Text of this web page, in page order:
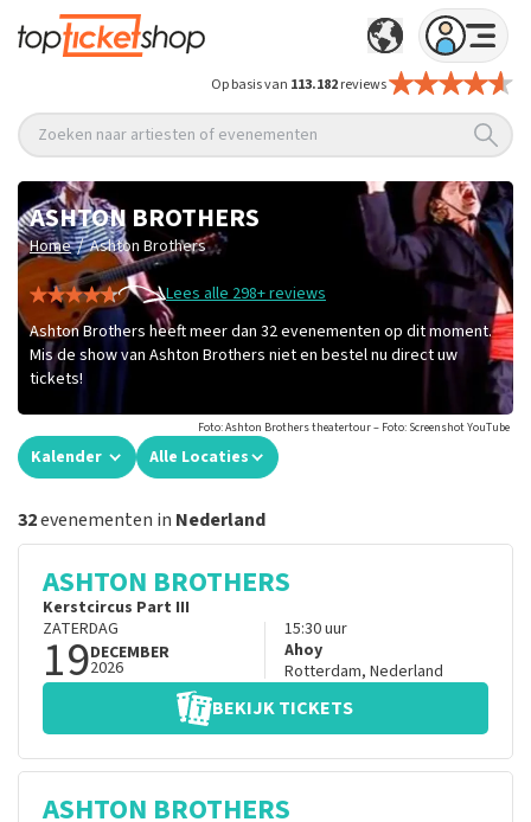
Op basis van 113.182reviews
Zoeken naar artiesten of evenementen
ASHTON BROTHERS
Home / Ashton Brothers
Lees alle 298+ reviews
Ashton Brothers heeft meer dan 32 evenementen op dit moment.
Mis de show van Ashton Brothers niet en bestel nu direct uw
tickets!
Foto: Ashton Brothers theatertour – Foto: Screenshot YouTube
Kalender Alle Locaties
32evenementen in Nederland
ASHTON BROTHERS
Kerstcircus Part III
ZATERDAG
19DECEMBER
2026
15:30uur
Ahoy
Rotterdam, Nederland
BEKIJK TICKETS
ASHTON BROTHERS